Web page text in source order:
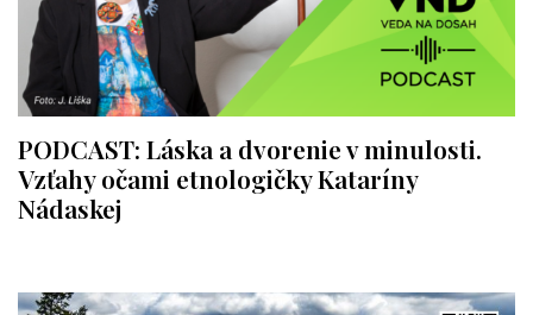
PODCAST: Láska a dvorenie v minulosti.
Vzťahy očami etnologičky Kataríny
Nádaskej